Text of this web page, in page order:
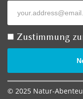
Zustimmung
© 2025 Natur-